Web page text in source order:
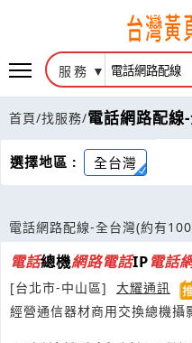
服務
首頁/找服務/電話網路配線
選擇地區 : 全台灣
電話網路配線-全台灣(約有
電話總機網路電話IP電話
[台北市-中山區]
大耀通訊
經營通信器材商用交換總機攝